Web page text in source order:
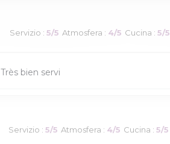
Servizio : 5/5 Atmosfera : 4/5 Cucina : 5/5
bien servi
Servizio : 5/5 Atmosfera : 4/5 Cucina : 5/5